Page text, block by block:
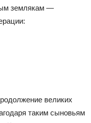
землякам —
великих
таким сыновьям